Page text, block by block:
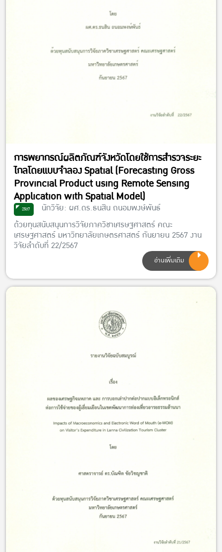
การพยากรณ์ผลิตภัณฑ์จังหวัดโดยใช้การสำรวจระยะ
ไกลโดยแบบจำลอง Spatial (Forecasting Gross
Provincial Product using Remote Sensing
Application with Spatial Model)
2567
นักวิจัย: ผศ.ดร.ธนสิน ถนอมพงษ์พันธ์
ด้วยทุนสนับสนุนการวิจัยภาควิชาเศรษฐศาสตร์ คณะ
เศรษฐศาสตร์ มหาวิทยาลัยเกษตรศาสตร์ กันยายน 2567 งาน
วิจัยลำดับที่ 22/2567
อ่านเพิ่มเติม